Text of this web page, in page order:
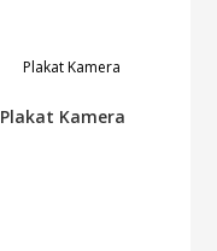
Plakat Kamera